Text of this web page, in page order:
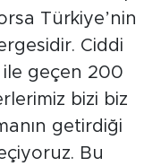
Türkiye’nin
Ciddi
ile geçen 200
bizi biz
getirdiği
Bu